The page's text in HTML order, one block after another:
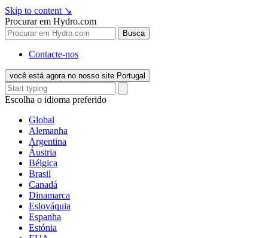
Skip to content ↘
Procurar em Hydro.com
Busca
Contacte-nos
você está agora no nosso site Portugal
Escolha o idioma preferido
Global
Alemanha
Argentina
Áustria
Bélgica
Brasil
Canadá
Dinamarca
Eslováquia
Espanha
Estónia